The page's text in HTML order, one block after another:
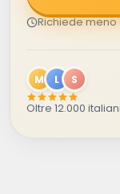
Richiede meno
M L S
Oltre 12.000